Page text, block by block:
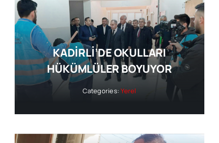
KADİRLİ’DE OKULLARI
HÜKÜMLÜLER BOYUYOR
Categories:Yerel